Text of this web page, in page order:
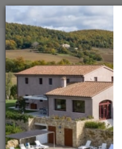
Vue sur la carte
Vos paramètres de cookies